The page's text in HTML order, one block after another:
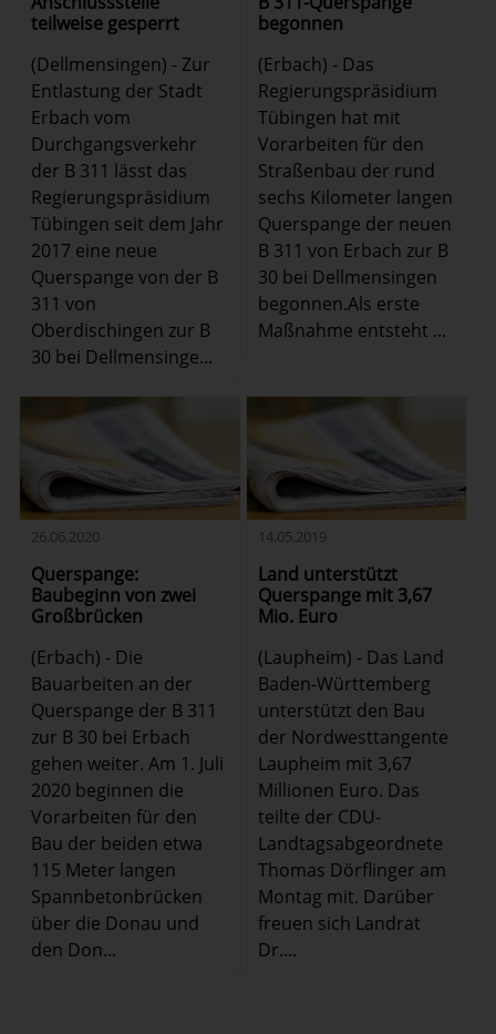
teilweise gesperrt
(Dellmensingen) - Zur
Entlastung der Stadt
Erbach vom
Durchgangsverkehr
der B 311 lässt das
Regierungspräsidium
Tübingen seit dem Jahr
2017 eine neue
Querspange von der B
311 von
Oberdischingen zur B
30 bei Dellmensinge...
begonnen
(Erbach) - Das
Regierungspräsidium
Tübingen hat mit
Vorarbeiten für den
Straßenbau der rund
sechs Kilometer langen
Querspange der neuen
B 311 von Erbach zur B
30 bei Dellmensingen
begonnen.Als erste
Maßnahme entsteht ...
26.06.2020
Querspange:
Baubeginn von zwei
Großbrücken
(Erbach) - Die
Bauarbeiten an der
Querspange der B 311
zur B 30 bei Erbach
gehen weiter. Am 1. Juli
2020 beginnen die
Vorarbeiten für den
Bau der beiden etwa
115 Meter langen
Spannbetonbrücken
über die Donau und
den Don...
14.05.2019
Land unterstützt
Querspange mit 3,67
Mio. Euro
(Laupheim) - Das Land
Baden-Württemberg
unterstützt den Bau
der Nordwesttangente
Laupheim mit 3,67
Millionen Euro. Das
teilte der CDU-
Landtagsabgeordnete
Thomas Dörflinger am
Montag mit. Darüber
freuen sich Landrat
Dr....